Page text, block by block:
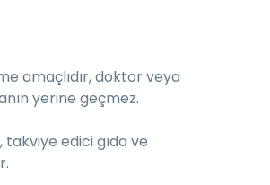
amaçlıdır, doktor veya
yerine geçmez.
takviye edici gıda ve